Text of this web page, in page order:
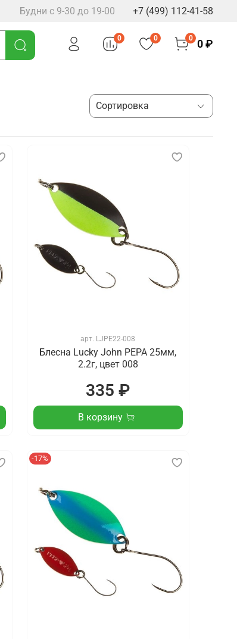
Будни с 9-30 до 19-00 +7 (499) 112-41-58
0 0 0 0 ₽
арт. LJPE22-008
Блесна Lucky John PEPA 25мм,
2.2г, цвет 008
335 ₽
В корзину
-17%